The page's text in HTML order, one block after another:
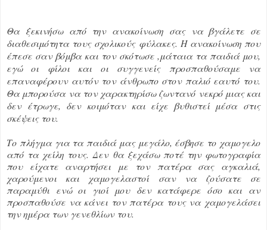
Θα ξεκινήσω από την ανακοίνωση σας να βγάλετε σε
διαθεσιμότητα τους σχολικούς φύλακες. Η ανακοίνωση που
έπεσε σαν βόμβα και τον σκότωσε ,μάταια τα παιδιά μου,
εγώ οι φίλοι και οι συγγενείς προσπαθούσαμε να
επαναφέρουν αυτόν τον άνθρωπο στον παλιό εαυτό του.
Θα μπορούσα να τον χαρακτηρίσω ζωντανό νεκρό μιας και
δεν έτρωγε, δεν κοιμόταν και είχε βυθιστεί μέσα στις
σκέψεις του.
Το πλήγμα για τα παιδιά μας μεγάλο, έσβησε το χαμογελο
από τα χείλη τους. Δεν θα ξεχάσω ποτέ την φωτογραφία
που είχατε αναρτήσει με τον πατέρα σας αγκαλιά,
χαρούμενοι και χαμογελαστοί σαν να ζούσατε σε
παραμύθι ενώ οι γιοί μου δεν κατάφερε όσο και αν
προσπαθούσε να κάνει τον πατέρα τους να χαμογελάσει
την ημέρα των γενεθλίων του.